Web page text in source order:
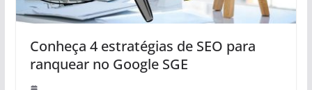
Conheça 4 estratégias de SEO para
ranquear no Google SGE